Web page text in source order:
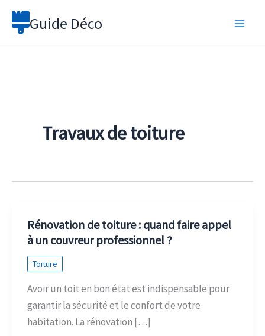
Aller
Guide Déco
Travaux de toiture
Rénovation de toiture : quand faire appel
à un couvreur professionnel ?
Toiture
Avoir un toit en bon état est indispensable pour
garantir la sécurité et le confort de votre
habitation. La rénovation […]